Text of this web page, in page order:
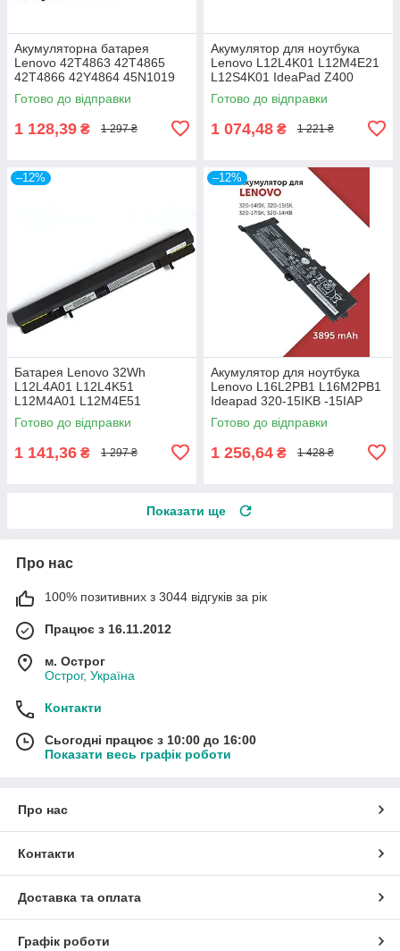
Акумуляторна батарея
Lenovo 42T4863 42T4865
42T4866 42Y4864 45N1019
ThinkPad X220 X220i (LG/
SAMSUNG/ SANYO)
Готово до відправки
1 128,39 ₴ 1 297 ₴
Акумулятор для ноутбука
Lenovo L12L4K01 L12M4E21
L12S4K01 IdeaPad Z400
Z410 Z500 Z500A Z505 Z510
P400 P500, 14.4V, 2600mAh
Готово до відправки
1 074,48 ₴ 1 221 ₴
–12%
Батарея Lenovo 32Wh
L12L4A01 L12L4K51
L12M4A01 L12M4E51
L12M4K51 L12S4F01
L12S4K51 IdeaPad Flex 14 15
Готово до відправки
1 141,36 ₴ 1 297 ₴
–12%
Акумулятор для ноутбука
Lenovo L16L2PB1 L16M2PB1
Ideapad 320-15IKB -15IAP
-15AST -15ABR -14ABR 520-
15IKBR
Готово до відправки
1 256,64 ₴ 1 428 ₴
Показати ще
Про нас
100% позитивних з 3044 відгуків за рік
Працює з 16.11.2012
м. Острог
Острог, Україна
Контакти
Сьогодні працює з 10:00 до 16:00
Показати весь графік роботи
Про нас
Контакти
Доставка та оплата
Графік роботи